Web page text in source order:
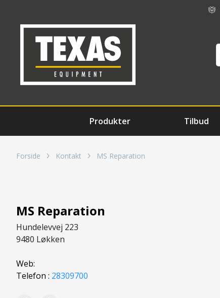
Produkter Tilbud
Forside Kontakt MS Reparation
MS Reparation
Hundelevvej 223
9480 Løkken
Web:
Telefon : 28309700